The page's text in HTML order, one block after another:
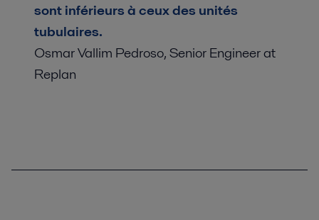
sont inférieurs à ceux des unités
tubulaires.
Osmar Vallim Pedroso, Senior Engineer at
Replan